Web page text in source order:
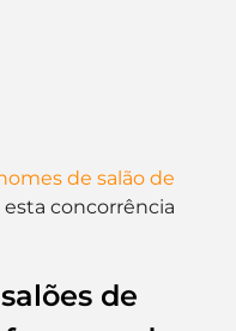
de salão de
concorrência
de